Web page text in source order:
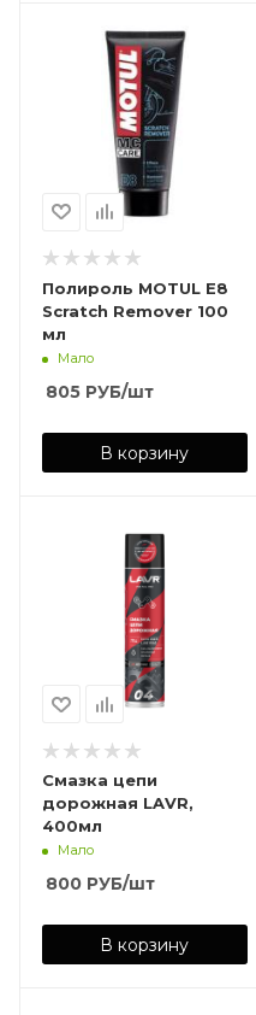
Полироль MOTUL E8
Scratch Remover 100
мл
Мало
805 РУБ/шт
В корзину
Смазка цепи
дорожная LAVR,
400мл
Мало
800 РУБ/шт
В корзину